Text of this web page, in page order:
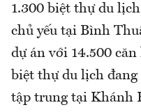
1.300 biệt thự du
chủ yếu tại Bình
dự án với 14.500
biệt thự du lịch
tập trung tại Khánh